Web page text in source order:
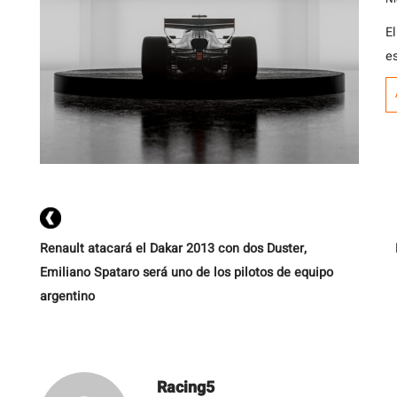
Renault atacará el Dakar 2013 con dos Duster,
Emiliano Spataro será uno de los pilotos de equipo
argentino
Racing5